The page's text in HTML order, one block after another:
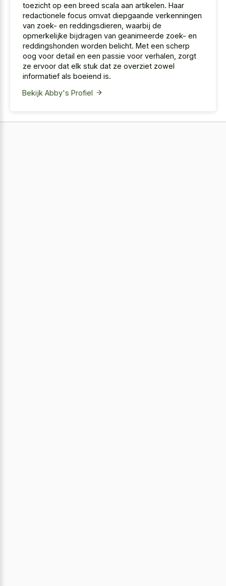
toezicht op een breed scala aan artikelen. Haar
redactionele focus omvat diepgaande verkenningen
van zoek- en reddingsdieren, waarbij de
opmerkelijke bijdragen van geanimeerde zoek- en
reddingshonden worden belicht. Met een scherp
oog voor detail en een passie voor verhalen, zorgt
ze ervoor dat elk stuk dat ze overziet zowel
informatief als boeiend is.
Bekijk Abby's Profiel